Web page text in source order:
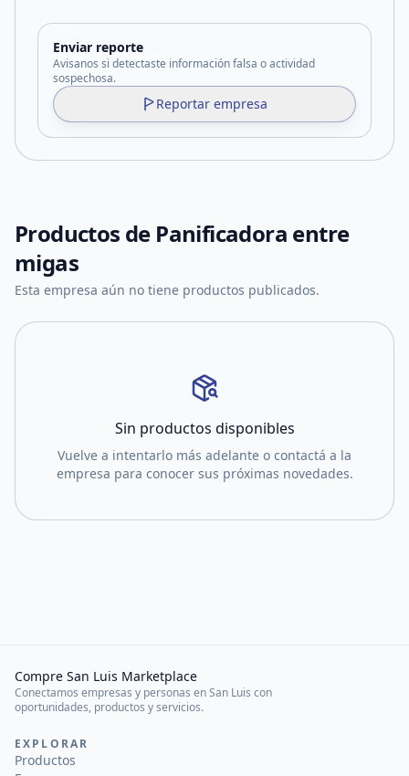
Enviar reporte
Avisanos si detectaste información falsa o actividad
sospechosa.
Reportar empresa
Productos de Panificadora entre
migas
Esta empresa aún no tiene productos publicados.
Sin productos disponibles
Vuelve a intentarlo más adelante o contactá a la
empresa para conocer sus próximas novedades.
Compre San Luis Marketplace
Conectamos empresas y personas en San Luis con
oportunidades, productos y servicios.
EXPLORAR
Productos